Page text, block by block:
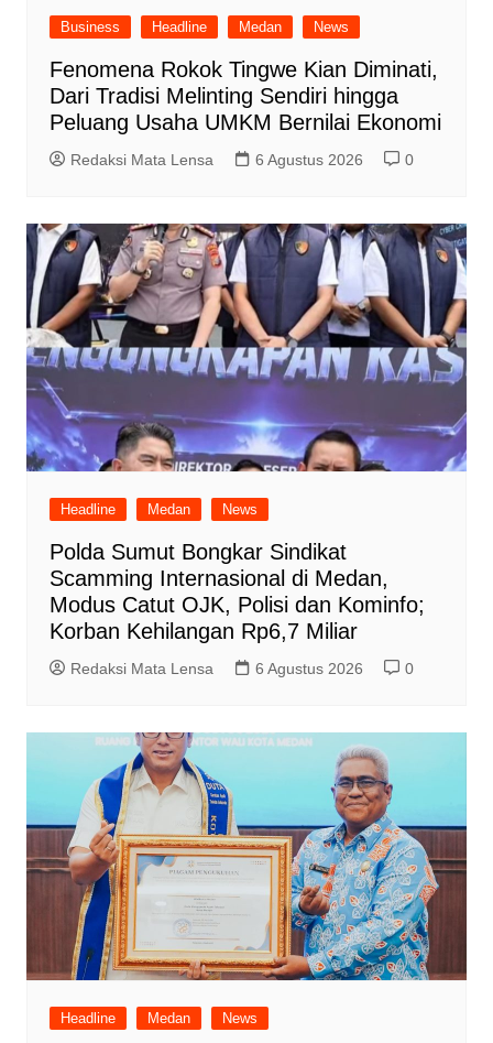
Business Headline Medan News
Fenomena Rokok Tingwe Kian Diminati,
Dari Tradisi Melinting Sendiri hingga
Peluang Usaha UMKM Bernilai Ekonomi
Redaksi Mata Lensa 6 Agustus 2026 0
Headline Medan News
Polda Sumut Bongkar Sindikat
Scamming Internasional di Medan,
Modus Catut OJK, Polisi dan Kominfo;
Korban Kehilangan Rp6,7 Miliar
Redaksi Mata Lensa 6 Agustus 2026 0
Headline Medan News